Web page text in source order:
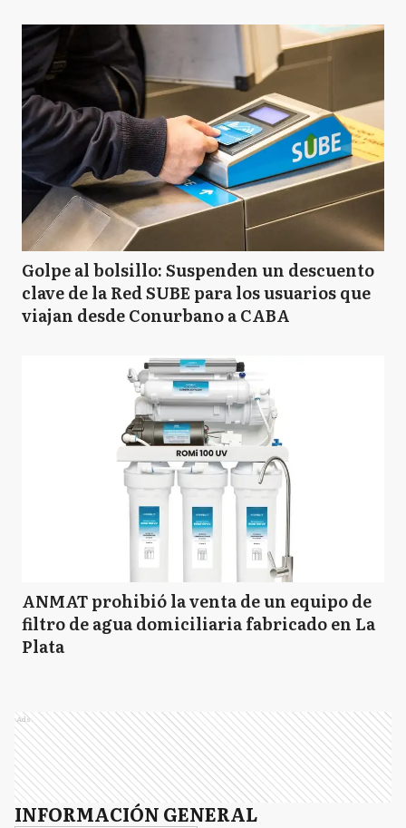
Golpe al bolsillo: Suspenden un descuento
clave de la Red SUBE para los usuarios que
viajan desde Conurbano a CABA
ANMAT prohibió la venta de un equipo de
filtro de agua domiciliaria fabricado en La
Plata
Ads
INFORMACIÓN GENERAL